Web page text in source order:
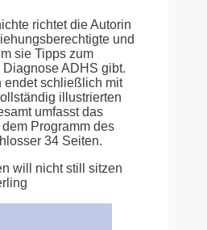
richtet die Autorin
und
sie Tipps zum
ADHS gibt.
endet schließlich mit
illustrierten
umfasst das
Programm des
34 Seiten.